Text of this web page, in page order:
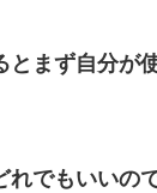
とまず自分が
でもいいの